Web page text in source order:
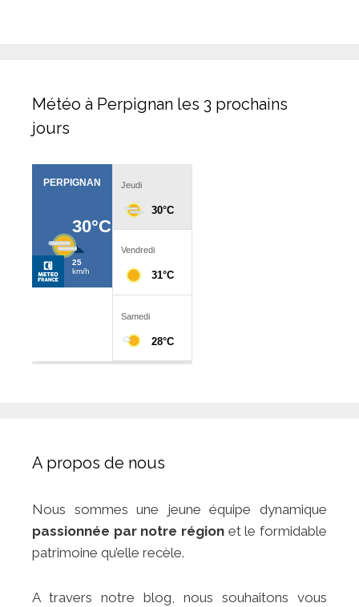
Météo à Perpignan les 3 prochains
jours
A propos de nous
Nous sommes une jeune équipe dynamique
passionnée par notre région et le formidable
patrimoine qu’elle recèle.
A travers notre blog, nous souhaitons vous